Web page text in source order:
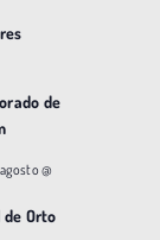
de
@
Orto